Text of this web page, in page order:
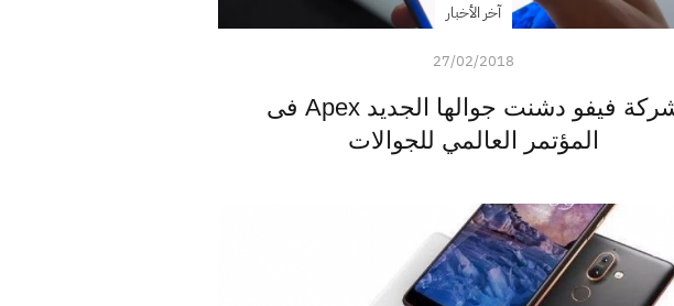
آخر الأخبار
27/02/2018
شركة فيفو دشنت جوالها الجديد Apex فى
المؤتمر العالمي للجوالات